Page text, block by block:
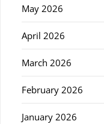
May 2026
April 2026
March 2026
February 2026
January 2026